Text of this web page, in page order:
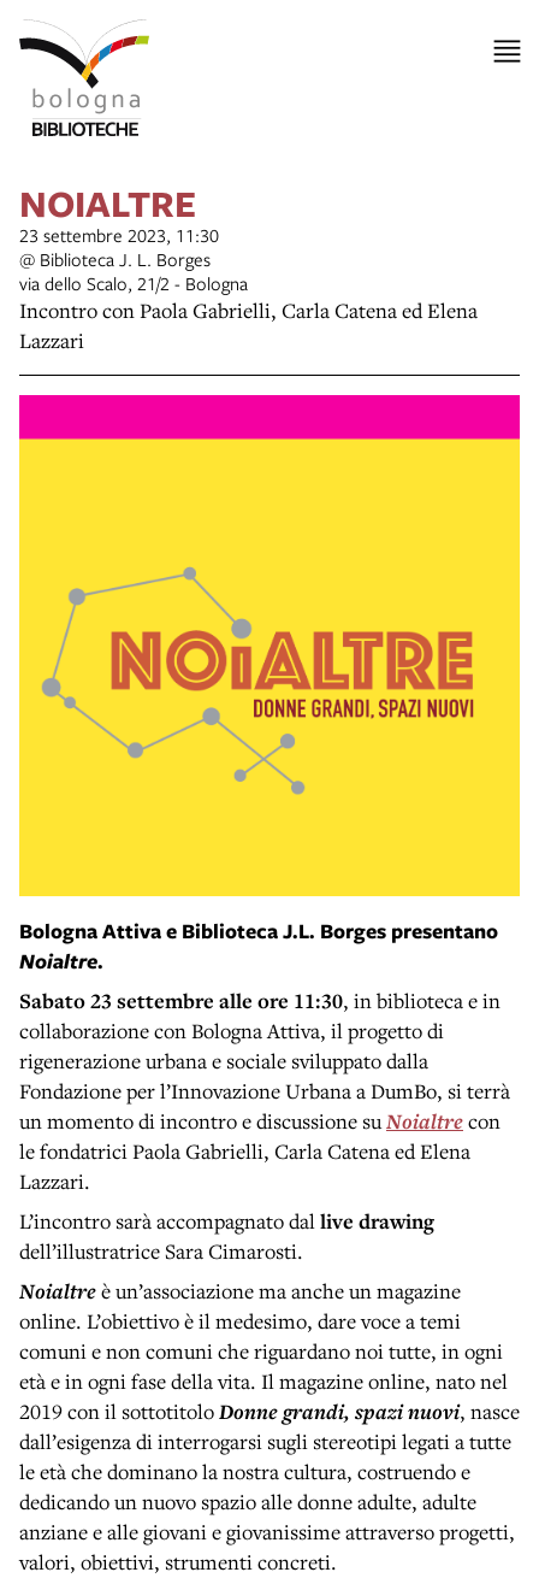
NOIALTRE
23 settembre 2023, 11:30
@ Biblioteca J. L. Borges
via dello Scalo, 21/2 - Bologna
Incontro con Paola Gabrielli, Carla Catena ed Elena
Lazzari
Bologna Attiva e Biblioteca J.L. Borges presentano
Noialtre.
Sabato 23 settembre alle ore 11:30, in biblioteca e in
collaborazione con Bologna Attiva, il progetto di
rigenerazione urbana e sociale sviluppato dalla
Fondazione per l’Innovazione Urbana a DumBo, si terrà
un momento di incontro e discussione suNoialtrecon
le fondatrici Paola Gabrielli, Carla Catena ed Elena
Lazzari.
L’incontro sarà accompagnato dallive drawing
dell’illustratrice Sara Cimarosti.
Noialtreè un’associazione ma anche un magazine
online. L’obiettivo è il medesimo, dare voce a temi
comuni e non comuni che riguardano noi tutte, in ogni
età e in ogni fase della vita. Il magazine online, nato nel
2019 con il sottotitoloDonne grandi, spazi nuovi, nasce
dall’esigenza di interrogarsi sugli stereotipi legati a tutte
le età che dominano la nostra cultura, costruendo e
dedicando un nuovo spazio alle donne adulte, adulte
anziane e alle giovani e giovanissime attraverso progetti,
valori, obiettivi, strumenti concreti.